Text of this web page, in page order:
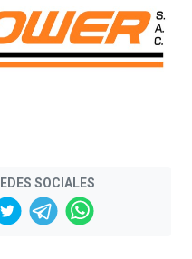
SOCIALES